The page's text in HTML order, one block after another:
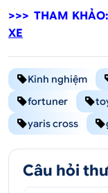
>>> THAM KHẢO:
XE
Kinh nghiệm
fortuner
yaris cross
Câu hỏi